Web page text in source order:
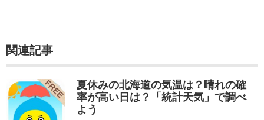
関連記事
夏休みの北海道の気温は？晴れの確
率が高い日は？「統計天気」で調べ
よう